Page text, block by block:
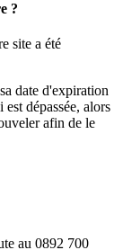
?
site a été
date d'expiration
dépassée, alors
afin de le
au 0892 700